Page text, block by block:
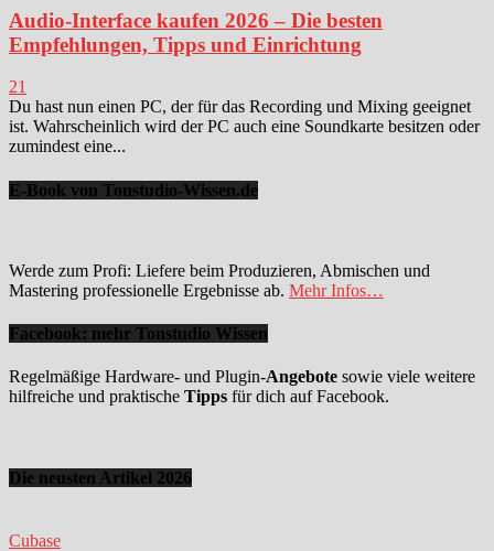
Audio-Interface kaufen 2026 – Die besten
Empfehlungen, Tipps und Einrichtung
21
Du hast nun einen PC, der für das Recording und Mixing geeignet
ist. Wahrscheinlich wird der PC auch eine Soundkarte besitzen oder
zumindest eine...
E-Book von Tonstudio-Wissen.de
Werde zum Profi: Liefere beim Produzieren, Abmischen und
Mastering professionelle Ergebnisse ab. Mehr Infos…
Facebook: mehr Tonstudio Wissen
Regelmäßige Hardware- und Plugin-Angebote sowie viele weitere
hilfreiche und praktische Tipps für dich auf Facebook.
Die neusten Artikel 2026
Cubase